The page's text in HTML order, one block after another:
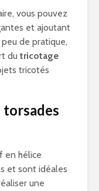
vous pouvez
et ajoutant
de pratique,
du tricotage
tricotés
en hélice
et sont idéales
une